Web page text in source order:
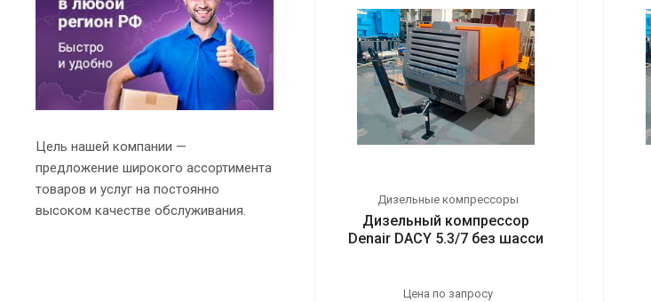
Дизельные компрессоры
Дизельный компрессор
Denair DACY 5.3/7 без шасси
Цена по запросу
Цель нашей компании —
предложение широкого ассортимента
товаров и услуг на постоянно
высоком качестве обслуживания.